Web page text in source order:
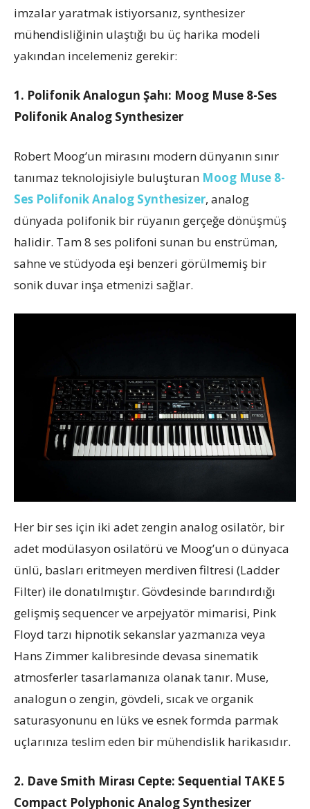
imzalar yaratmak istiyorsanız, synthesizer
mühendisliğinin ulaştığı bu üç harika modeli
yakından incelemeniz gerekir:
1. Polifonik Analogun Şahı: Moog Muse 8-Ses
Polifonik Analog Synthesizer
Robert Moog’un mirasını modern dünyanın sınır
tanımaz teknolojisiyle buluşturan Moog Muse 8-
Ses Polifonik Analog Synthesizer, analog
dünyada polifonik bir rüyanın gerçeğe dönüşmüş
halidir. Tam 8 ses polifoni sunan bu enstrüman,
sahne ve stüdyoda eşi benzeri görülmemiş bir
sonik duvar inşa etmenizi sağlar.
Her bir ses için iki adet zengin analog osilatör, bir
adet modülasyon osilatörü ve Moog’un o dünyaca
ünlü, basları eritmeyen merdiven filtresi (Ladder
Filter) ile donatılmıştır. Gövdesinde barındırdığı
gelişmiş sequencer ve arpejyatör mimarisi, Pink
Floyd tarzı hipnotik sekanslar yazmanıza veya
Hans Zimmer kalibresinde devasa sinematik
atmosferler tasarlamanıza olanak tanır. Muse,
analogun o zengin, gövdeli, sıcak ve organik
saturasyonunu en lüks ve esnek formda parmak
uçlarınıza teslim eden bir mühendislik harikasıdır.
2. Dave Smith Mirası Cepte: Sequential TAKE 5
Compact Polyphonic Analog Synthesizer